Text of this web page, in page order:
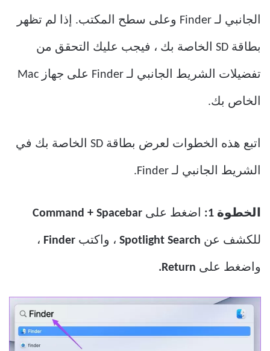
الجانبي لـ Finder وعلى سطح المكتب. إذا لم تظهر
بطاقة SD الخاصة بك ، فيجب عليك التحقق من
تفضيلات الشريط الجانبي لـ Finder على جهاز Mac
الخاص بك.
اتبع هذه الخطوات لعرض بطاقة SD الخاصة بك في
الشريط الجانبي لـ Finder.
الخطوة 1: اضغط على Command + Spacebar
للكشف عن Spotlight Search ، واكتب Finder ،
واضغط على Return.